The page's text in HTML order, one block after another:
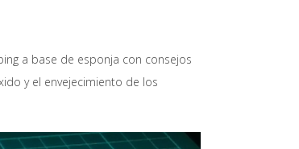
a base de esponja con consejos
y el envejecimiento de los